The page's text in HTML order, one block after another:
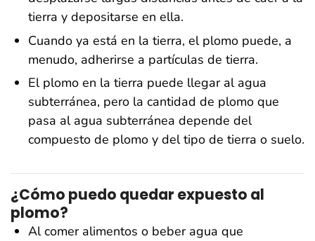
tierra y depositarse en ella.
Cuando ya está en la tierra, el plomo puede, a
menudo, adherirse a partículas de tierra.
El plomo en la tierra puede llegar al agua
subterránea, pero la cantidad de plomo que
pasa al agua subterránea depende del
compuesto de plomo y del tipo de tierra o suelo.
¿Cómo puedo quedar expuesto al
plomo?
Al comer alimentos o beber agua que